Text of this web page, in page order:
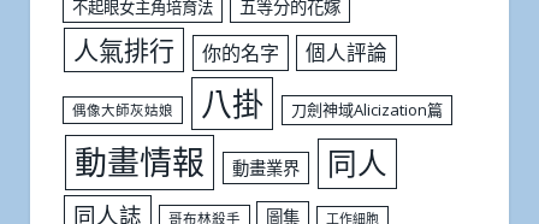
不起眼女主角培育法 五等分的花嫁
人氣排行 你的名字 個人評論
偶像大師灰姑娘 八掛 刀劍神域Alicization篇
動畫情報 動畫業界 同人
同人誌 哥布林殺手 圖集 工作細胞